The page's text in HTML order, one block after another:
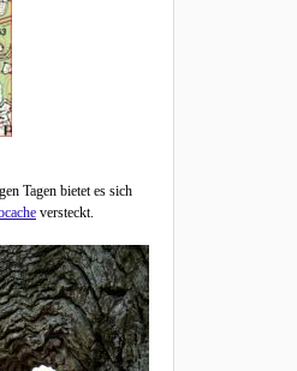
Tagen bietet es sich
versteckt.